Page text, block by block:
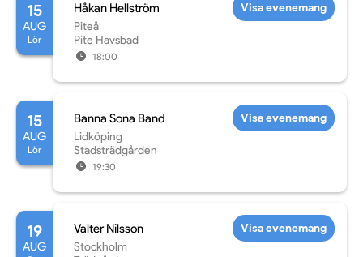
15
AUG
Lör
Håkan Hellström
Piteå
Pite Havsbad
18:00
Visa evenemang
15
AUG
Lör
Banna Sona Band
Lidköping
Stadsträdgården
19:30
Visa evenemang
19
AUG
Valter Nilsson
Stockholm
Visa evenemang